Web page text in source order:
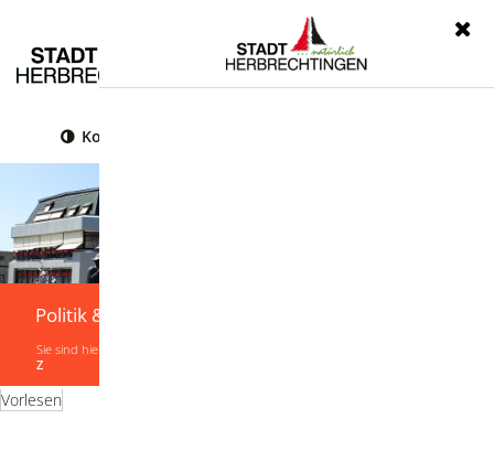
Kontrast
Politik & Verwaltung
Sie sind hier:
Z
Vorlesen